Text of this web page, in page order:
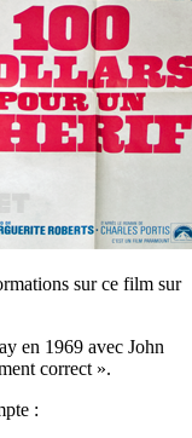
sur ce film sur
en 1969 avec John
correct ».
: